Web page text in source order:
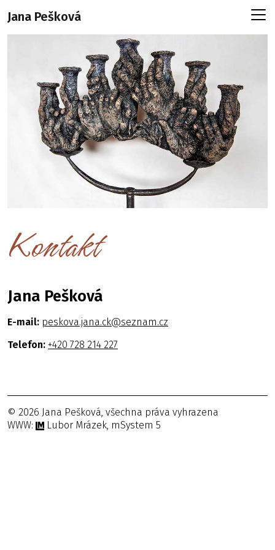
Jana Pešková
Kontakt
Jana Pešková
E-mail: peskova.jana.ck@seznam.cz
Telefon: +420 728 214 227
© 2026 Jana Pešková, všechna práva vyhrazena
WWW:
Lubor Mrázek, mSystem 5